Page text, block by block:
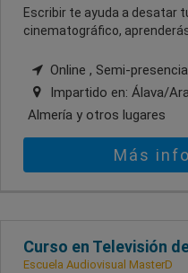
Escribir te ayuda a desatar
cinematográfico,
Online , Semi-
Impartido en: Álava/
Almería y otros lugares
Más
Curso en Televisión
Escuela Audiovisual MasterD